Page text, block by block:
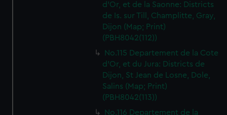
d'Or, et de la Saonne: Districts
de Is. sur Till, Champlitte, Gray,
Dijon (Map; Print)
(PBH8042(112))
No.115 Departement de la Cote
d'Or, et du Jura: Districts de
Dijon, St Jean de Losne, Dole,
Salins (Map; Print)
(PBH8042(113))
No.116 Departement de la